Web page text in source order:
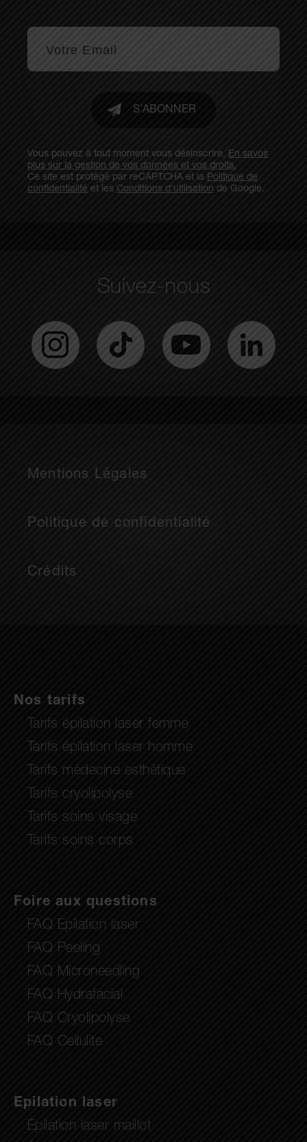
S'ABONNER
Vous pouvez à tout moment vous désinscrire, En savoir
plus sur la gestion de vos données et vos droits.
Ce site est protégé par reCAPTCHA et la Politique de
confidentialité et les Conditions d'utilisation de Google.
Suivez-nous
Mentions Légales
Politique de confidentialité
Crédits
Nos tarifs
Tarifs épilation laser femme
Tarifs épilation laser homme
Tarifs médecine esthétique
Tarifs cryolipolyse
Tarifs soins visage
Tarifs soins corps
Foire aux questions
FAQ Epilation laser
FAQ Peeling
FAQ Microneedling
FAQ Hydrafacial
FAQ Cryolipolyse
FAQ Cellulite
Epilation laser
Épilation laser maillot